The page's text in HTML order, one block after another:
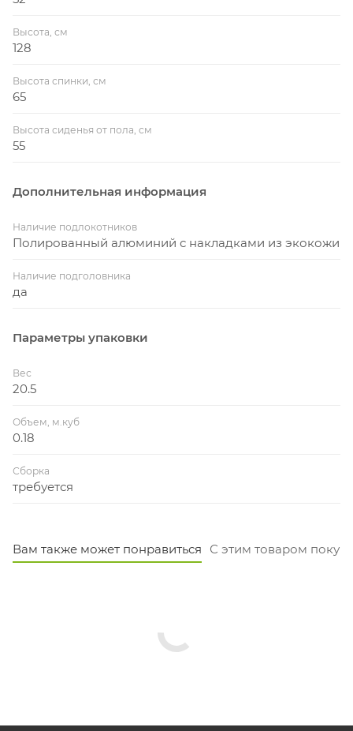
Высота, см
128
Высота спинки, см
65
Высота сиденья от пола, см
55
Дополнительная информация
Наличие подлокотников
Полированный алюминий с накладками из экокожи
Наличие подголовника
да
Параметры упаковки
Вес
20.5
Объем, м.куб
0.18
Сборка
требуется
Вам также может понравиться С этим товаром